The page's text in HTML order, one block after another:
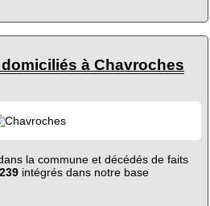
à Chavroches
la commune et décédés de faits
intégrés dans notre base